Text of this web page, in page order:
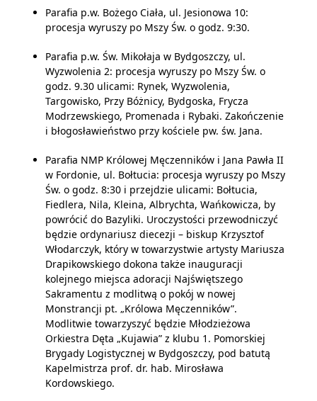
Parafia p.w. Bożego Ciała, ul. Jesionowa 10:
procesja wyruszy po Mszy Św. o godz. 9:30.
Parafia p.w. Św. Mikołaja w Bydgoszczy, ul.
Wyzwolenia 2: procesja wyruszy po Mszy Św. o
godz. 9.30 ulicami: Rynek, Wyzwolenia,
Targowisko, Przy Bóżnicy, Bydgoska, Frycza
Modrzewskiego, Promenada i Rybaki. Zakończenie
i błogosławieństwo przy kościele pw. św. Jana.
Parafia NMP Królowej Męczenników i Jana Pawła II
w Fordonie, ul. Bołtucia: procesja wyruszy po Mszy
Św. o godz. 8:30 i przejdzie ulicami: Bołtucia,
Fiedlera, Nila, Kleina, Albrychta, Wańkowicza, by
powrócić do Bazyliki. Uroczystości przewodniczyć
będzie ordynariusz diecezji – biskup Krzysztof
Włodarczyk, który w towarzystwie artysty Mariusza
Drapikowskiego dokona także inauguracji
kolejnego miejsca adoracji Najświętszego
Sakramentu z modlitwą o pokój w nowej
Monstrancji pt. „Królowa Męczenników”.
Modlitwie towarzyszyć będzie Młodzieżowa
Orkiestra Dęta „Kujawia” z klubu 1. Pomorskiej
Brygady Logistycznej w Bydgoszczy, pod batutą
Kapelmistrza prof. dr. hab. Mirosława
Kordowskiego.